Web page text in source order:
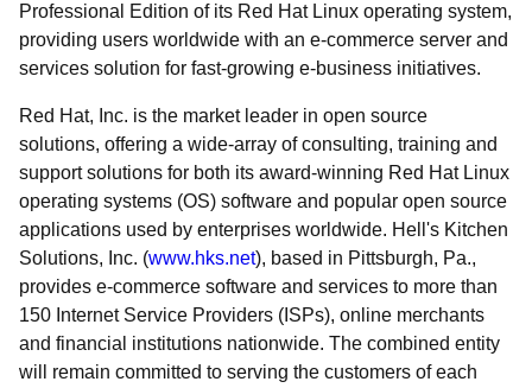
Professional Edition of its Red Hat Linux operating system,
providing users worldwide with an e-commerce server and
services solution for fast-growing e-business initiatives.
Red Hat, Inc. is the market leader in open source
solutions, offering a wide-array of consulting, training and
support solutions for both its award-winning Red Hat Linux
operating systems (OS) software and popular open source
applications used by enterprises worldwide. Hell's Kitchen
Solutions, Inc. (www.hks.net), based in Pittsburgh, Pa.,
provides e-commerce software and services to more than
150 Internet Service Providers (ISPs), online merchants
and financial institutions nationwide. The combined entity
will remain committed to serving the customers of each